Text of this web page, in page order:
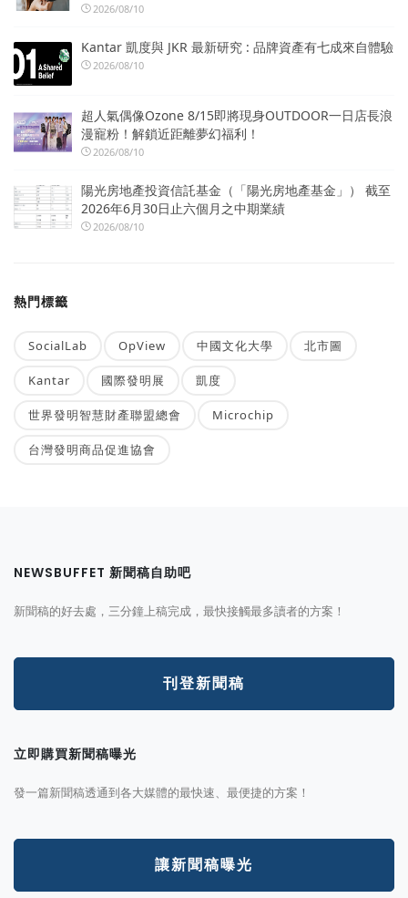
2026/08/10
Kantar 凱度與 JKR 最新研究 : 品牌資產有七成來自體驗
2026/08/10
超人氣偶像Ozone 8/15即將現身OUTDOOR一日店長浪
漫寵粉！解鎖近距離夢幻福利！
2026/08/10
陽光房地產投資信託基金（「陽光房地產基金」） 截至
2026年6月30日止六個月之中期業績
2026/08/10
熱門標籤
SocialLab OpView 中國文化大學 北市圖
Kantar 國際發明展 凱度
世界發明智慧財產聯盟總會 Microchip
台灣發明商品促進協會
NEWSBUFFET 新聞稿自助吧
新聞稿的好去處，三分鐘上稿完成，最快接觸最多讀者的方案！
刊登新聞稿
立即購買新聞稿曝光
發一篇新聞稿透通到各大媒體的最快速、最便捷的方案！
讓新聞稿曝光